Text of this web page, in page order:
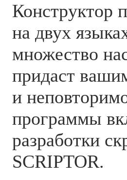
Конструктор
на двух
множество
придаст
и
программы
разработки
SCRIPTOR.